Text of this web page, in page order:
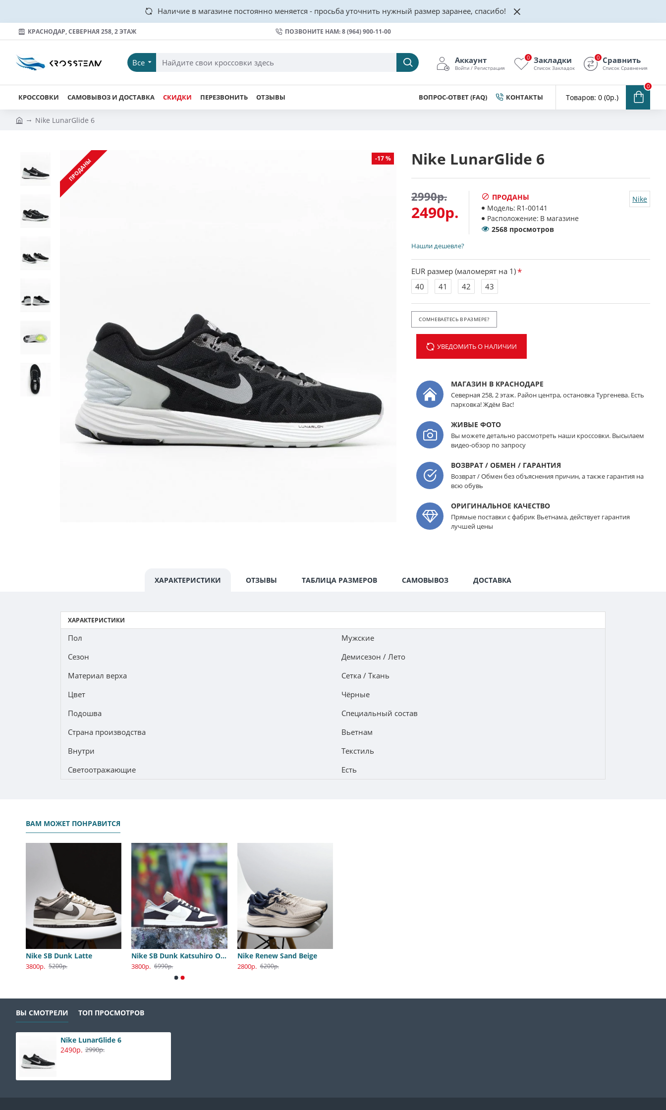
Наличие в магазине постоянно меняется - просьба уточнить нужный размер заранее, спасибо!
КРАСНОДАР, СЕВЕРНАЯ 258, 2 ЭТАЖ ПОЗВОНИТЕ НАМ: 8 (964) 900-11-00
Все Аккаунт
Войти / Регистрация
Закладки
Список Закладок
0 Сравнить
Список Сравнения
0
КРОССОВКИ САМОВЫВОЗ И ДОСТАВКА СКИДКИ ПЕРЕЗВОНИТЬ ОТЗЫВЫ ВОПРОС-ОТВЕТ (FAQ) КОНТАКТЫ Товаров: 0 (0р.)
0
Nike LunarGlide 6
-17 %
ПРОДАНЫ Nike LunarGlide 6
2490р.
2990р.
ПРОДАНЫ
Модель: R1-00141
Расположение: В магазине
Nike
2568 просмотров
EUR размер (маломерят на 1)
40
41 42 43
УВЕДОМИТЬ О НАЛИЧИИ
Нашли дешевле?
СОМНЕВАЕТЕСЬ В РАЗМЕРЕ?
МАГАЗИН В КРАСНОДАРЕ
Северная 258, 2 этаж. Район центра, остановка Тургенева. Есть
парковка! Ждём Вас!
ЖИВЫЕ ФОТО
Вы можете детально рассмотреть наши кроссовки. Высылаем
видео-обзор по запросу
ВОЗВРАТ / ОБМЕН / ГАРАНТИЯ
Возврат / Обмен без объяснения причин, а также гарантия на
всю обувь
ОРИГИНАЛЬНОЕ КАЧЕСТВО
Прямые поставки с фабрик Вьетнама, действует гарантия
лучшей цены
ХАРАКТЕРИСТИКИ ОТЗЫВЫ ТАБЛИЦА РАЗМЕРОВ САМОВЫВОЗ ДОСТАВКА
ХАРАКТЕРИСТИКИ
Пол
Мужские
Сезон
Демисезон / Лето
Материал верха
Сетка / Ткань
Цвет
Чёрные
Подошва
Специальный состав
Страна производства
Вьетнам
Внутри
Текстиль
Светоотражающие
Есть
ВАМ МОЖЕТ ПОНРАВИТСЯ
Nike SB Dunk Latte
3800р. 5200р.
Nike SB Dunk Katsuhiro Otomo
3800р. 6990р.
Nike Renew Sand Beige
2800р. 6200р.
ВЫ СМОТРЕЛИ ТОП ПРОСМОТРОВ
Nike LunarGlide 6
2490р. 2990р.